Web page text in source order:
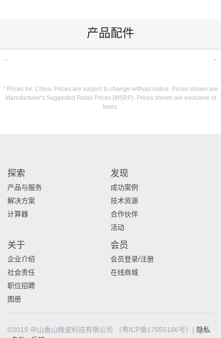
产品配件
* Prices for: China. Prices are subject to change without notice. Prices shown are
Manufacturer's Suggested Retail Prices (MSRP). Prices shown are exclusive of
taxes.
探索
产品与服务
解决方案
计算器
发现
成功案例
技术资源
合作伙伴
活动
关于
企业介绍
社会责任
职位招聘
图册
会员
会员登录/注册
在线商城
©2019 中山香山微波科技有限公司 （粤ICP备17055186号）| 隐私